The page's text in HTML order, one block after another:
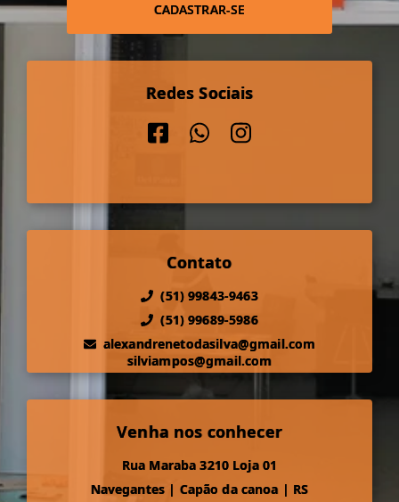
CADASTRAR-SE
Redes Sociais
Contato
(51) 99843-9463
(51) 99689-5986
alexandrenetodasilva@gmail.com
silviampos@gmail.com
Venha nos conhecer
Rua Maraba 3210 Loja 01
Navegantes | Capão da canoa | RS